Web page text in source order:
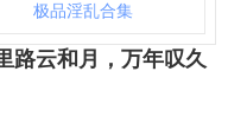
极品淫乱合集
路云和月，万年叹久